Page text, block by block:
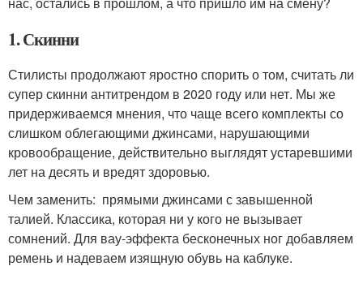
1. Скинни
Стилисты продолжают яростно спорить о том, считать ли
супер скинни антитрендом в 2020 году или нет. Мы же
придерживаемся мнения, что чаще всего комплекты со
слишком облегающими джинсами, нарушающими
кровообращение, действительно выглядят устаревшими
лет на десять и вредят здоровью.
Чем заменить: прямыми джинсами с завышенной
талией. Классика, которая ни у кого не вызывает
сомнений. Для вау-эффекта бесконечных ног добавляем
ремень и надеваем изящную обувь на каблуке.